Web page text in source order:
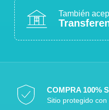
También
COMPRA 100%
Sitio protegido con